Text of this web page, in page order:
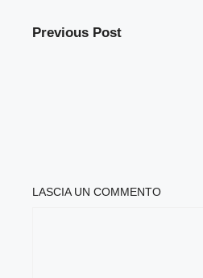
Previous Post
LASCIA UN COMMENTO